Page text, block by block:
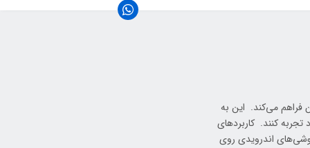
فراهم می‌کند. این به
تجربه کنند. کاربردهای
اندرویدی روی